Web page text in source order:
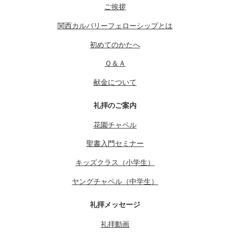
ご挨拶
関西カルバリーフェローシップとは
初めてのかたへ
Ｑ＆Ａ
献金について
礼拝のご案内
花園チャペル
聖書入門セミナー
キッズクラス（小学生）
ヤングチャペル（中学生）
礼拝メッセージ
礼拝動画